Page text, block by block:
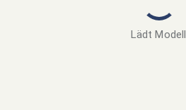
Lädt Modell